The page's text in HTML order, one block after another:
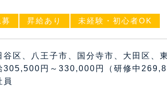
昇給あり 未経験・初心者OK
谷区、八王子市、国分寺市、大田区、
305,500円～330,000円（研修中
員